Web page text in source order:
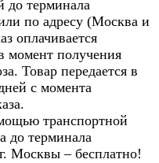
до терминала
по адресу (Москва и
оплачивается
момент получения
Товар передается в
с момента
транспортной
до терминала
Москвы – бесплатно!